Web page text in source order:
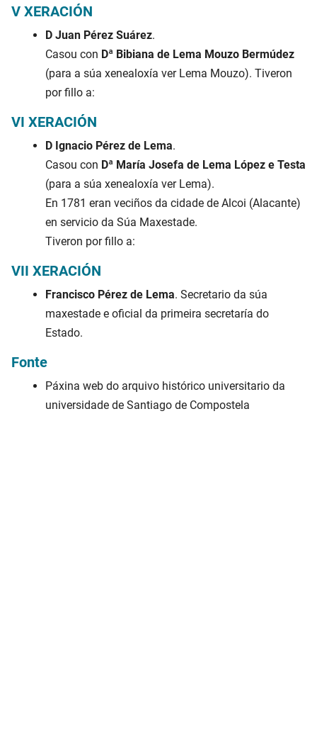
V XERACIÓN
D Juan Pérez Suárez.
Casou con Dª Bibiana de Lema Mouzo Bermúdez
(para a súa xenealoxía ver Lema Mouzo). Tiveron
por fillo a:
VI XERACIÓN
D Ignacio Pérez de Lema.
Casou con Dª María Josefa de Lema López e Testa
(para a súa xenealoxía ver Lema).
En 1781 eran veciños da cidade de Alcoi (Alacante)
en servicio da Súa Maxestade.
Tiveron por fillo a:
VII XERACIÓN
Francisco Pérez de Lema. Secretario da súa
maxestade e oficial da primeira secretaría do
Estado.
Fonte
Páxina web do arquivo histórico universitario da
universidade de Santiago de Compostela